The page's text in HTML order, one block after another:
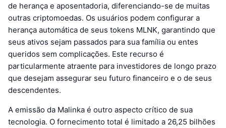
de herança e aposentadoria, diferenciando-se de muitas
outras criptomoedas. Os usuários podem configurar a
herança automática de seus tokens MLNK, garantindo que
seus ativos sejam passados para sua família ou entes
queridos sem complicações. Este recurso é
particularmente atraente para investidores de longo prazo
que desejam assegurar seu futuro financeiro e o de seus
descendentes.
A emissão da Malinka é outro aspecto crítico de sua
tecnologia. O fornecimento total é limitado a 26,25 bilhões